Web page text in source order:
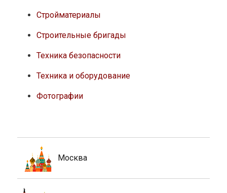
Стройматериалы
Строительные бригады
Техника безопасности
Техника и оборудование
Фотографии
Москва